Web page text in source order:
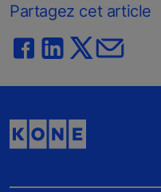
Partagez cet article